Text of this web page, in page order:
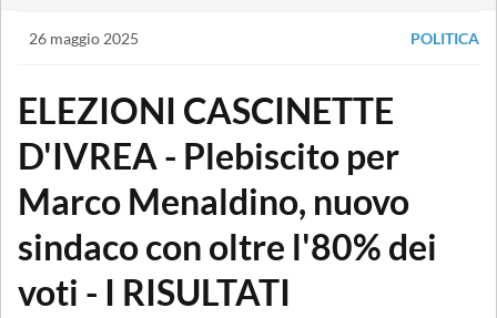
26 maggio 2025 POLITICA
ELEZIONI CASCINETTE
D'IVREA - Plebiscito per
Marco Menaldino, nuovo
sindaco con oltre l'80% dei
voti - I RISULTATI